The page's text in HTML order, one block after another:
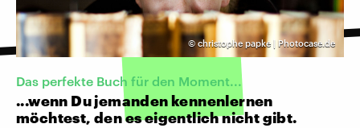
©christophe papke | Photocase.de
Das perfekte Buch für den Moment...
...wenn Du jemanden kennenlernen
möchtest, den es eigentlich nicht gibt.